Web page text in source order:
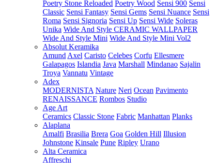
Poetry Stone Reloaded Poetry Wood Sensi 900 Sensi
Classic Sensi Fantasy Sensi Gems Sensi Nuance Sensi
Roma Sensi Signoria Sensi Up Sensi Wide Soleras
Unika Wide And Style CERAMIC WALLPAPER
Wide And Style Mini Wide And Style Mini Vol2
Absolut Keramika
Amund Axel Caristo Celebes Corfu Ellesmere
Galapagos Islandia Java Marshall Mindanao Sajalin
Troya Vannatu Vintage
Adex
MODERNISTA Nature Neri Ocean Pavimento
RENAISSANCE Rombos Studio
Age Art
Ceramics Classic Stone Fabric Manhattan Planks
Alaplana
Amalfi Brasilia Brera Goa Golden Hill Illusion
Johnstone Kinsale Pune Ripley Urano
Alta Ceramica
Affreschi